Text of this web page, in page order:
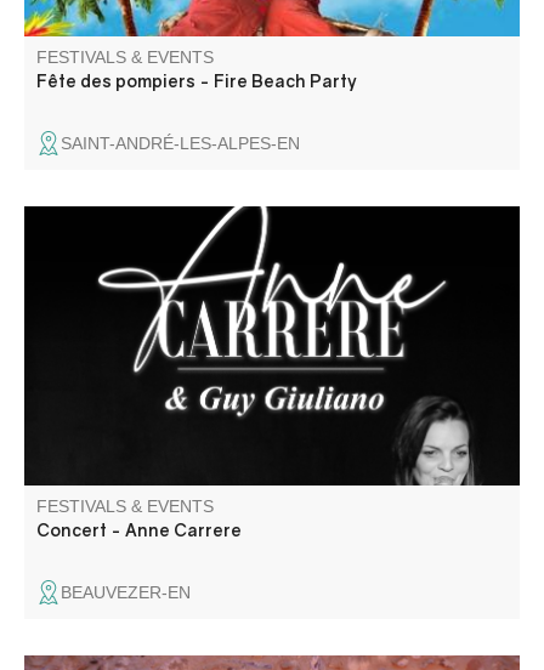
FESTIVALS & EVENTS
Fête des pompiers - Fire Beach Party
SAINT-ANDRÉ-LES-ALPES-EN
Récital de chanson française par un duo en osmose :
l’accordéon de Guy Giuliano est la voix de la musique,
ponctuée par la voix d’Anne Carrere qui pose sa mélodie.
FESTIVALS & EVENTS
Concert - Anne Carrere
BEAUVEZER-EN